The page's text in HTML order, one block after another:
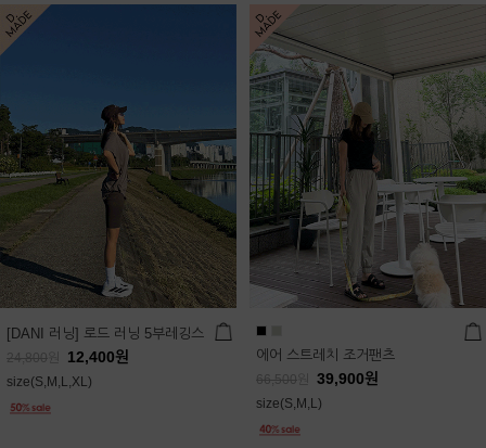
[DANI 러닝] 로드 러닝 5부레깅스
24,800 12,400원
size(S,M,L,XL)
에어 스트레치 조거팬츠
66,500 39,900원
size(S,M,L)